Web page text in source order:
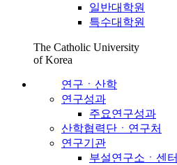
일반대학원
특수대학원
The Catholic University
of Korea
연구ㆍ산학
연구성과
주요연구성과
산학협력단ㆍ연구처
연구기관
부설연구소ㆍ센터